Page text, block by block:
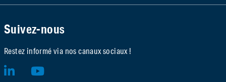
Suivez-nous
Restez informé via nos canaux sociaux !